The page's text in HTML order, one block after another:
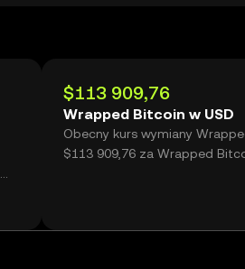
$113 909,76
Wrapped Bitcoin w USD
Obecny kurs wymiany
$113 909,76 za Wrapped